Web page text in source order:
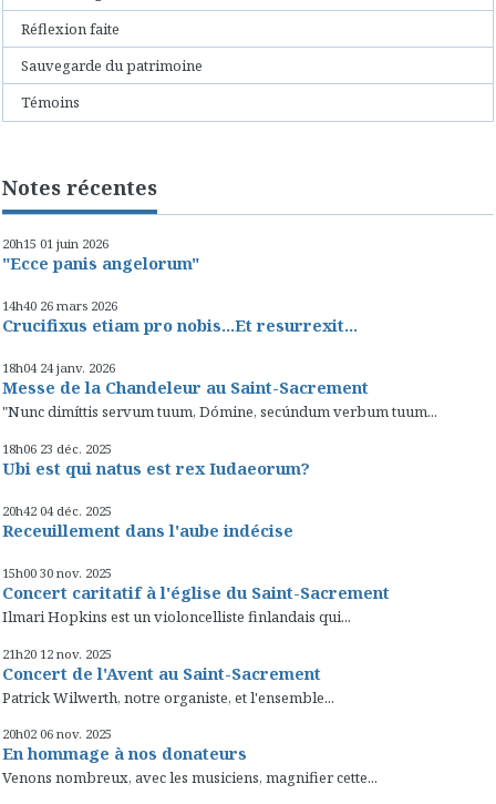
Réflexion faite
Sauvegarde du patrimoine
Témoins
Notes récentes
20h15 01 juin 2026
"Ecce panis angelorum"
14h40 26 mars 2026
Crucifixus etiam pro nobis...Et resurrexit...
18h04 24 janv. 2026
Messe de la Chandeleur au Saint-Sacrement
"Nunc dimíttis servum tuum, Dómine, secúndum verbum tuum...
18h06 23 déc. 2025
Ubi est qui natus est rex Iudaeorum?
20h42 04 déc. 2025
Receuillement dans l'aube indécise
15h00 30 nov. 2025
Concert caritatif à l'église du Saint-Sacrement
Ilmari Hopkins est un violoncelliste finlandais qui...
21h20 12 nov. 2025
Concert de l'Avent au Saint-Sacrement
Patrick Wilwerth, notre organiste, et l'ensemble...
20h02 06 nov. 2025
En hommage à nos donateurs
Venons nombreux, avec les musiciens, magnifier cette...